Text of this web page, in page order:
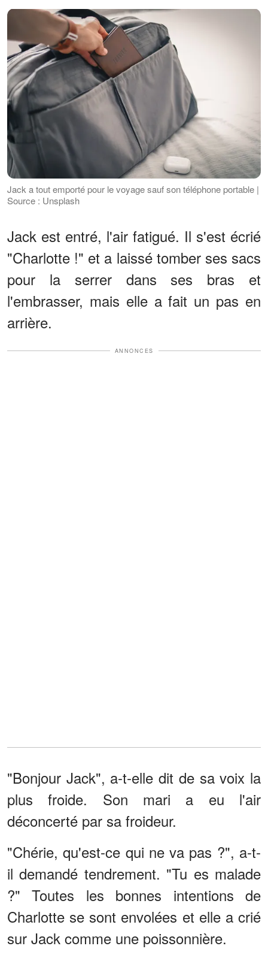
Jack a tout emporté pour le voyage sauf son téléphone portable |
Source : Unsplash
Jack est entré, l'air fatigué. Il s'est écrié
"Charlotte !" et a laissé tomber ses sacs
pour la serrer dans ses bras et
l'embrasser, mais elle a fait un pas en
arrière.
ANNONCES
"Bonjour Jack", a-t-elle dit de sa voix la
plus froide. Son mari a eu l'air
déconcerté par sa froideur.
"Chérie, qu'est-ce qui ne va pas ?", a-t-
il demandé tendrement. "Tu es malade
?" Toutes les bonnes intentions de
Charlotte se sont envolées et elle a crié
sur Jack comme une poissonnière.